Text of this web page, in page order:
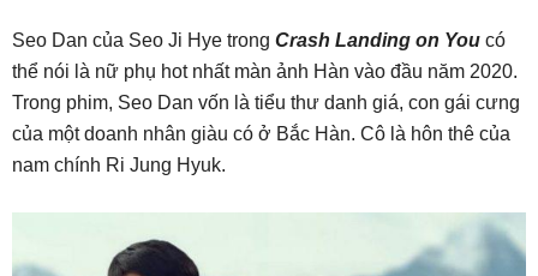
Seo Dan của Seo Ji Hye trong Crash Landing on You có
thể nói là nữ phụ hot nhất màn ảnh Hàn vào đầu năm 2020.
Trong phim, Seo Dan vốn là tiểu thư danh giá, con gái cưng
của một doanh nhân giàu có ở Bắc Hàn. Cô là hôn thê của
nam chính Ri Jung Hyuk.